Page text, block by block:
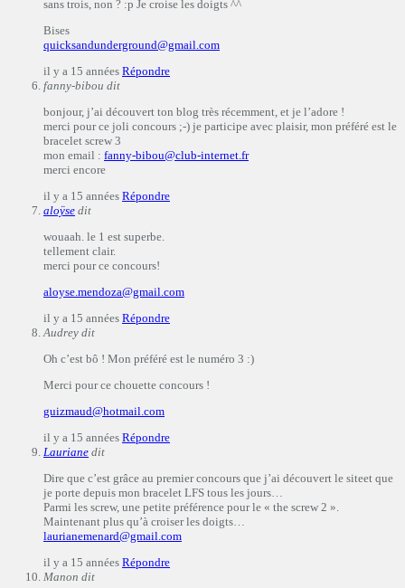
sans trois, non ? :p Je croise les doigts ^^
Bises
quicksandunderground@gmail.com
il y a 15 années Répondre
fanny-bibou dit
bonjour, j’ai découvert ton blog très récemment, et je l’adore !
merci pour ce joli concours ;-) je participe avec plaisir, mon préféré est le
bracelet screw 3
mon email : fanny-bibou@club-internet.fr
merci encore
il y a 15 années Répondre
aloÿse dit
wouaah. le 1 est superbe.
tellement clair.
merci pour ce concours!
aloyse.mendoza@gmail.com
il y a 15 années Répondre
Audrey dit
Oh c’est bô ! Mon préféré est le numéro 3 :)
Merci pour ce chouette concours !
guizmaud@hotmail.com
il y a 15 années Répondre
Lauriane dit
Dire que c’est grâce au premier concours que j’ai découvert le siteet que
je porte depuis mon bracelet LFS tous les jours…
Parmi les screw, une petite préférence pour le « the screw 2 ».
Maintenant plus qu’à croiser les doigts…
laurianemenard@gmail.com
il y a 15 années Répondre
Manon dit